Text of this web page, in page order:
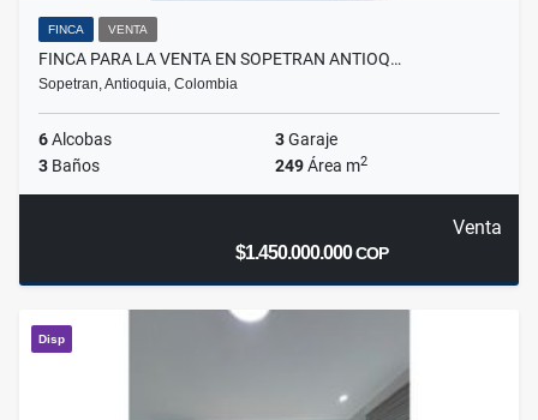
FINCA VENTA
FINCA PARA LA VENTA EN SOPETRAN ANTIOQ…
Sopetran, Antioquia, Colombia
6Alcobas 3Garaje
3 Baños 249Área m2
Venta
$1.450.000.000COP
Disp